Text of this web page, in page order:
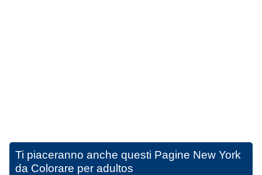
Ti piaceranno anche questi Pagine New York
da Colorare per adultos